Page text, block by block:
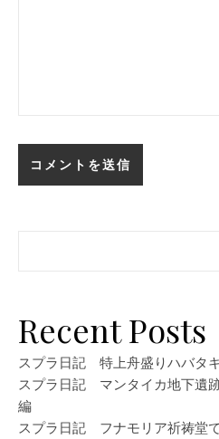
Recent Posts
スプラ日記 特上舟盛りハバタ
スプラ日記 マンタイカ地下
編
スプラ日記 フナモリア祈祷堂